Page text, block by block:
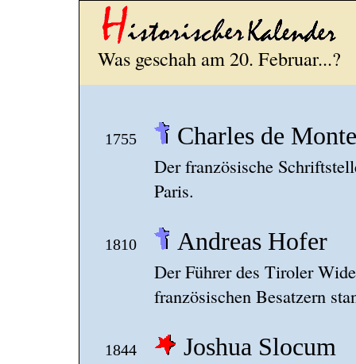
Was geschah am 20. Februar...?
1755 Charles de
Der französische
Paris.
1810 Andreas Hofer
Der Führer des Tiroler
französischen Besatzern
1844 Joshua Slocum